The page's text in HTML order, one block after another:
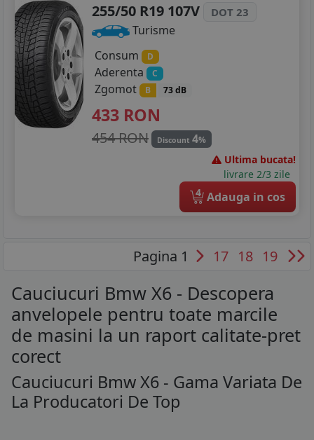
255/50 R19 107V
DOT 23
Turisme
Consum
D
Aderenta C
Zgomot B 73 dB
433 RON
454 RON Discount 4%
Ultima bucata!
livrare 2/3 zile
4 Adauga in cos
Pagina 1 17 18 19
Cauciucuri Bmw X6 - Descopera
anvelopele pentru toate marcile
de masini la un raport calitate-pret
corect
Cauciucuri Bmw X6 - Gama Variata De
La Producatori De Top